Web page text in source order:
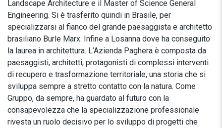
Landscape Architecture e il Master of Science General
Engineering. Si è trasferito quindi in Brasile, per
specializzarsi al fianco del grande paesaggista e architetto
brasiliano Burle Marx. Infine a Losanna dove ha conseguito
la laurea in architettura. L’Azienda Paghera è composta da
paesaggisti, architetti, protagonisti di complessi interventi
di recupero e trasformazione territoriale, una storia che si
sviluppa sempre a stretto contatto con la natura. Come
Gruppo, da sempre, ha guardato al futuro con la
consapevolezza che la specializzazione professionale
rivesta un ruolo decisivo per lo sviluppo di progetti che